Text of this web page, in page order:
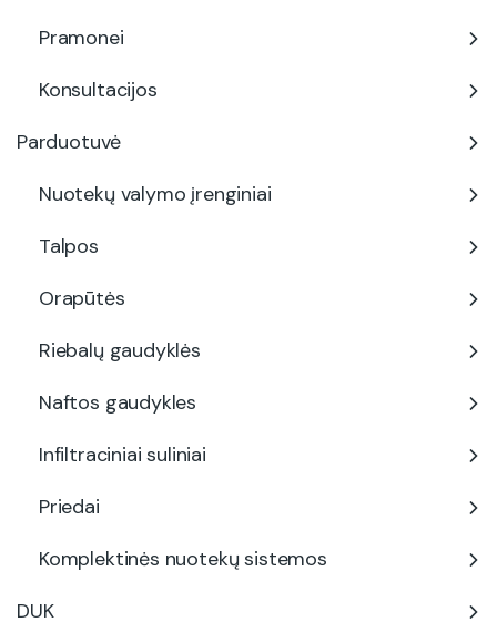
Pramonei
Konsultacijos
Parduotuvė
Nuotekų valymo įrenginiai
Talpos
Orapūtės
Riebalų gaudyklės
Naftos gaudykles
Infiltraciniai suliniai
Priedai
Komplektinės nuotekų sistemos
DUK